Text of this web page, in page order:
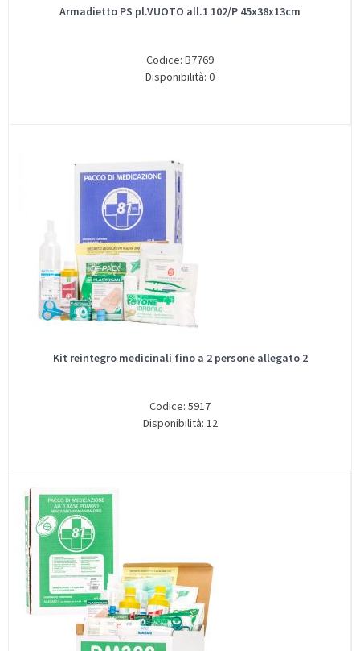
Armadietto PS pl.VUOTO all.1 102/P 45x38x13cm
Codice: B7769
Disponibilità: 0
Kit reintegro medicinali fino a 2 persone allegato 2
Codice: 5917
Disponibilità: 12